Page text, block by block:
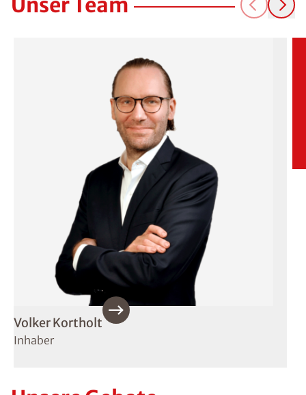
Volker Kortholt
Inhaber